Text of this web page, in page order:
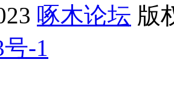
啄木论坛 版
-1